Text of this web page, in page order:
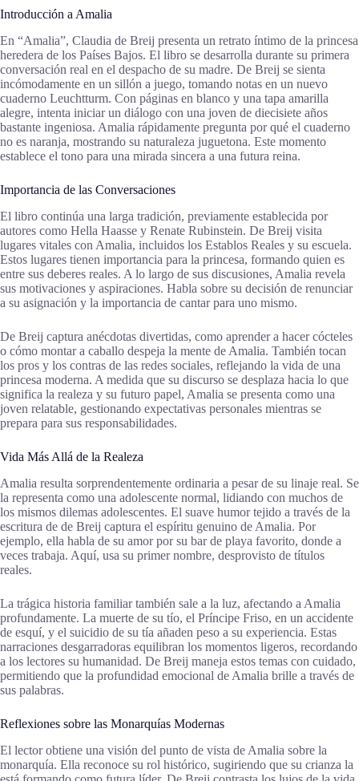
Introducción a Amalia
En “Amalia”, Claudia de Breij presenta un retrato íntimo de la princesa
heredera de los Países Bajos. El libro se desarrolla durante su primera
conversación real en el despacho de su madre. De Breij se sienta
incómodamente en un sillón a juego, tomando notas en un nuevo
cuaderno Leuchtturm. Con páginas en blanco y una tapa amarilla
alegre, intenta iniciar un diálogo con una joven de diecisiete años
bastante ingeniosa. Amalia rápidamente pregunta por qué el cuaderno
no es naranja, mostrando su naturaleza juguetona. Este momento
establece el tono para una mirada sincera a una futura reina.
Importancia de las Conversaciones
El libro continúa una larga tradición, previamente establecida por
autores como Hella Haasse y Renate Rubinstein. De Breij visita
lugares vitales con Amalia, incluidos los Establos Reales y su escuela.
Estos lugares tienen importancia para la princesa, formando quien es
entre sus deberes reales. A lo largo de sus discusiones, Amalia revela
sus motivaciones y aspiraciones. Habla sobre su decisión de renunciar
a su asignación y la importancia de cantar para uno mismo.
De Breij captura anécdotas divertidas, como aprender a hacer cócteles
o cómo montar a caballo despeja la mente de Amalia. También tocan
los pros y los contras de las redes sociales, reflejando la vida de una
princesa moderna. A medida que su discurso se desplaza hacia lo que
significa la realeza y su futuro papel, Amalia se presenta como una
joven relatable, gestionando expectativas personales mientras se
prepara para sus responsabilidades.
Vida Más Allá de la Realeza
Amalia resulta sorprendentemente ordinaria a pesar de su linaje real. Se
la representa como una adolescente normal, lidiando con muchos de
los mismos dilemas adolescentes. El suave humor tejido a través de la
escritura de de Breij captura el espíritu genuino de Amalia. Por
ejemplo, ella habla de su amor por su bar de playa favorito, donde a
veces trabaja. Aquí, usa su primer nombre, desprovisto de títulos
reales.
La trágica historia familiar también sale a la luz, afectando a Amalia
profundamente. La muerte de su tío, el Príncipe Friso, en un accidente
de esquí, y el suicidio de su tía añaden peso a su experiencia. Estas
narraciones desgarradoras equilibran los momentos ligeros, recordando
a los lectores su humanidad. De Breij maneja estos temas con cuidado,
permitiendo que la profundidad emocional de Amalia brille a través de
sus palabras.
Reflexiones sobre las Monarquías Modernas
El lector obtiene una visión del punto de vista de Amalia sobre la
monarquía. Ella reconoce su rol histórico, sugiriendo que su crianza la